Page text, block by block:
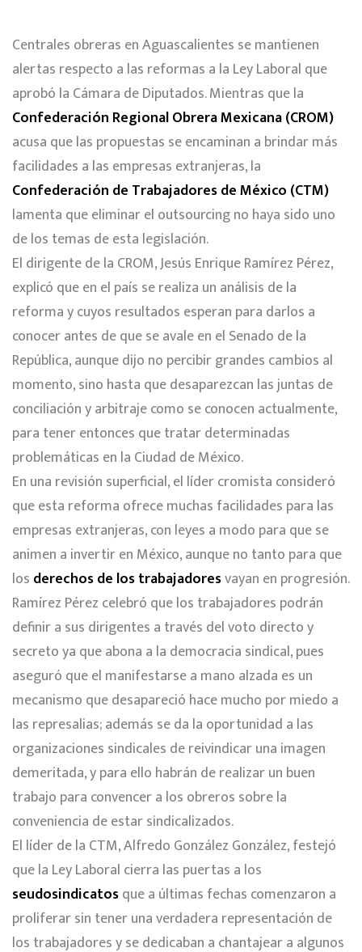
Centrales obreras en Aguascalientes se mantienen
alertas respecto a las reformas a la Ley Laboral que
aprobó la Cámara de Diputados. Mientras que la
Confederación Regional Obrera Mexicana (CROM)
acusa que las propuestas se encaminan a brindar más
facilidades a las empresas extranjeras, la
Confederación de Trabajadores de México (CTM)
lamenta que eliminar el outsourcing no haya sido uno
de los temas de esta legislación.
El dirigente de la CROM, Jesús Enrique Ramírez Pérez,
explicó que en el país se realiza un análisis de la
reforma y cuyos resultados esperan para darlos a
conocer antes de que se avale en el Senado de la
República, aunque dijo no percibir grandes cambios al
momento, sino hasta que desaparezcan las juntas de
conciliación y arbitraje como se conocen actualmente,
para tener entonces que tratar determinadas
problemáticas en la Ciudad de México.
En una revisión superficial, el líder cromista consideró
que esta reforma ofrece muchas facilidades para las
empresas extranjeras, con leyes a modo para que se
animen a invertir en México, aunque no tanto para que
los derechos de los trabajadoresvayan en progresión.
Ramírez Pérez celebró que los trabajadores podrán
definir a sus dirigentes a través del voto directo y
secreto ya que abona a la democracia sindical, pues
aseguró que el manifestarse a mano alzada es un
mecanismo que desapareció hace mucho por miedo a
las represalias; además se da la oportunidad a las
organizaciones sindicales de reivindicar una imagen
demeritada, y para ello habrán de realizar un buen
trabajo para convencer a los obreros sobre la
conveniencia de estar sindicalizados.
El líder de la CTM, Alfredo González González, festejó
que la Ley Laboral cierra las puertas a los
seudosindicatosque a últimas fechas comenzaron a
proliferar sin tener una verdadera representación de
los trabajadores y se dedicaban a chantajear a algunos